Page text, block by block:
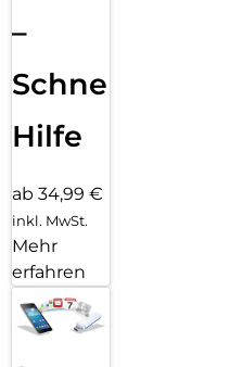
–
Schnelle
Hilfe
ab 34,99 €
inkl. MwSt.
Mehr
erfahren